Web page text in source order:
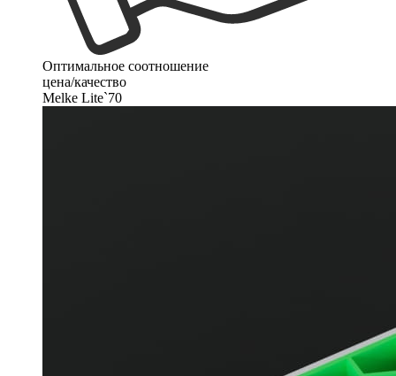
Оптимальное соотношение
цена/качество
Melke Lite`70